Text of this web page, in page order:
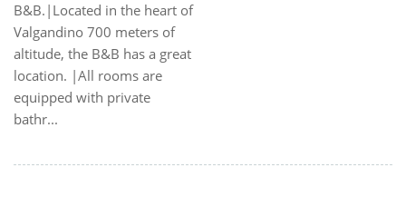
B&B.|Located in the heart of
Valgandino 700 meters of
altitude, the B&B has a great
location. |All rooms are
equipped with private
bathr...